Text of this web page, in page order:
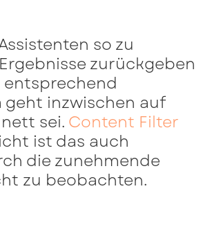
so zu
zurückgeben
entsprechend
geht inzwischen auf
sei. Content Filter
ist das auch
die zunehmende
zu beobachten.